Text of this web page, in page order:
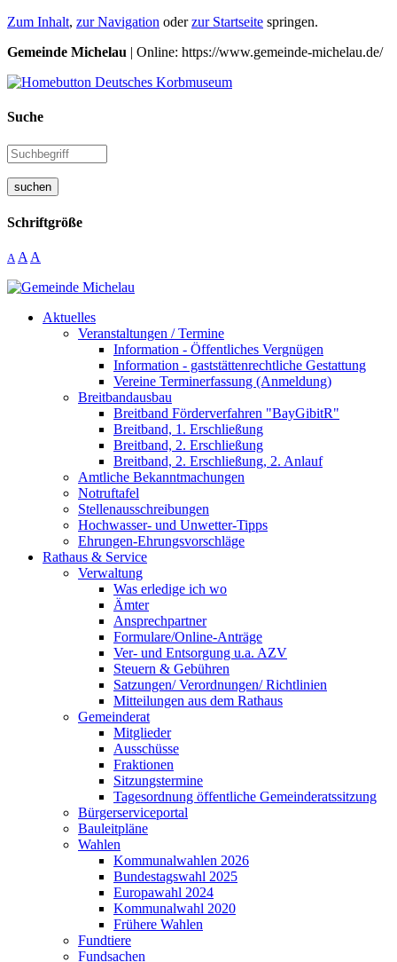
Zum Inhalt, zur Navigation oderzur Startseite springen.
Gemeinde Michelau | Online: https://www.gemeinde-michelau.de/
Suche
suchen
Schriftgröße
A A A
Aktuelles
Veranstaltungen / Termine
Information - Öffentliches Vergnügen
Information - gaststättenrechtliche Gestattung
Vereine Terminerfassung (Anmeldung)
Breitbandausbau
Breitband Förderverfahren "BayGibitR"
Breitband, 1. Erschließung
Breitband, 2. Erschließung
Breitband, 2. Erschließung, 2. Anlauf
Amtliche Bekanntmachungen
Notruftafel
Stellenausschreibungen
Hochwasser- und Unwetter-Tipps
Ehrungen-Ehrungsvorschläge
Rathaus & Service
Verwaltung
Was erledige ich wo
Ämter
Ansprechpartner
Formulare/Online-Anträge
Ver- und Entsorgung u.a. AZV
Steuern & Gebühren
Satzungen/ Verordnungen/ Richtlinien
Mitteilungen aus dem Rathaus
Gemeinderat
Mitglieder
Ausschüsse
Fraktionen
Sitzungstermine
Tagesordnung öffentliche Gemeinderatssitzung
Bürgerserviceportal
Bauleitpläne
Wahlen
Kommunalwahlen 2026
Bundestagswahl 2025
Europawahl 2024
Kommunalwahl 2020
Frühere Wahlen
Fundtiere
Fundsachen